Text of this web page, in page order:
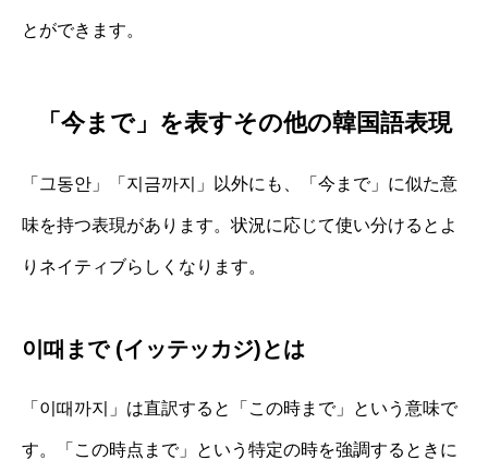
とができます。
「今まで」を表すその他の韓国語表現
「그동안」「지금까지」以外にも、「今まで」に似た意
味を持つ表現があります。状況に応じて使い分けるとよ
りネイティブらしくなります。
이때まで (イッテッカジ)とは
「이때까지」は直訳すると「この時まで」という意味で
す。「この時点まで」という特定の時を強調するときに